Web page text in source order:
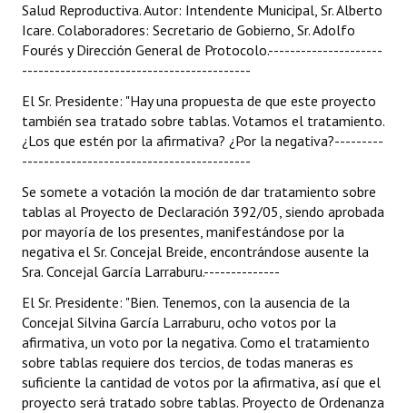
Salud Reproductiva. Autor: Intendente Municipal, Sr. Alberto
Icare. Colaboradores: Secretario de Gobierno, Sr. Adolfo
Fourés y Dirección General de Protocolo.---------------------
------------------------------------------
El Sr. Presidente: "Hay una propuesta de que este proyecto
también sea tratado sobre tablas. Votamos el tratamiento.
¿Los que estén por la afirmativa? ¿Por la negativa?---------
------------------------------------------
Se somete a votación la moción de dar tratamiento sobre
tablas al Proyecto de Declaración 392/05, siendo aprobada
por mayoría de los presentes, manifestándose por la
negativa el Sr. Concejal Breide, encontrándose ausente la
Sra. Concejal García Larraburu.--------------
El Sr. Presidente: "Bien. Tenemos, con la ausencia de la
Concejal Silvina García Larraburu, ocho votos por la
afirmativa, un voto por la negativa. Como el tratamiento
sobre tablas requiere dos tercios, de todas maneras es
suficiente la cantidad de votos por la afirmativa, así que el
proyecto será tratado sobre tablas. Proyecto de Ordenanza